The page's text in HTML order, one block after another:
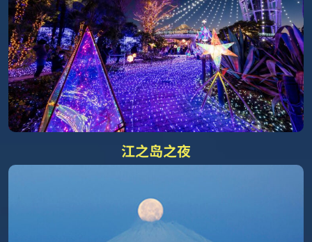
江之岛之夜